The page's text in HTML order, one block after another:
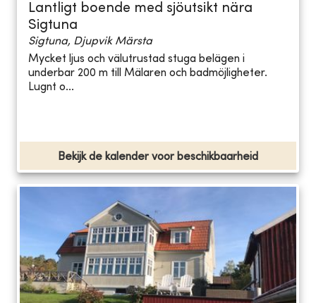
Lantligt boende med sjöutsikt nära
Sigtuna
Sigtuna, Djupvik Märsta
Mycket ljus och välutrustad stuga belägen i
underbar 200 m till Mälaren och badmöjligheter.
Lugnt o...
Bekijk de kalender voor beschikbaarheid